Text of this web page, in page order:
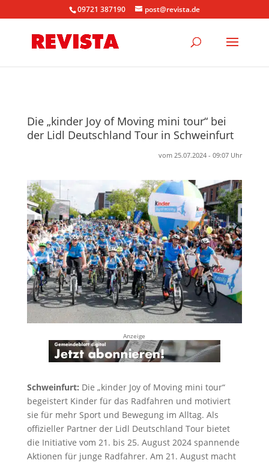
09721 387190 post@revista.de
Die „kinder Joy of Moving mini tour“ bei
der Lidl Deutschland Tour in Schweinfurt
vom 25.07.2024 - 09:07 Uhr
Anzeige
Schweinfurt: Die „kinder Joy of Moving mini tour“
begeistert Kinder für das Radfahren und motiviert
sie für mehr Sport und Bewegung im Alltag. Als
offizieller Partner der Lidl Deutschland Tour bietet
die Initiative vom 21. bis 25. August 2024 spannende
Aktionen für junge Radfahrer. Am 21. August macht